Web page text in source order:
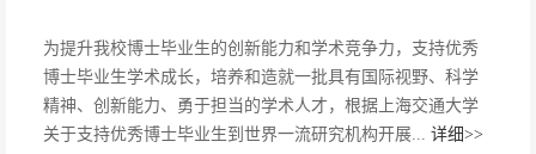
为提升我校博士毕业生的创新能力和学术竞争力，支持优秀
博士毕业生学术成长，培养和造就一批具有国际视野、科学
精神、创新能力、勇于担当的学术人才，根据上海交通大学
关于支持优秀博士毕业生到世界一流研究机构开展... 详细>>